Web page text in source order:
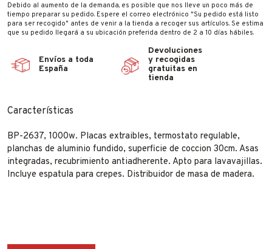
Debido al aumento de la demanda, es posible que nos lleve un poco más de
tiempo preparar su pedido. Espere el correo electrónico "Su pedido está listo
para ser recogido" antes de venir a la tienda a recoger sus artículos. Se estima
que su pedido llegará a su ubicación preferida dentro de 2 a 10 días hábiles.
Envíos a toda
España
Devoluciones
y recogidas
gratuitas en
tienda
Características
BP-2637, 1000w. Placas extraibles, termostato regulable,
planchas de aluminio fundido, superficie de coccion 30cm. Asas
integradas, recubrimiento antiadherente. Apto para lavavajillas.
Incluye espatula para crepes. Distribuidor de masa de madera.